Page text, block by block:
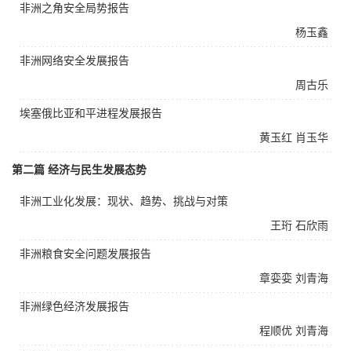
杨玉鑫
非洲之角安全局势报告
周古乐
非洲网络安全发展报告
黄玉红 肖玉华
埃塞俄比亚和平进程发展报告
第二篇 经济与民生发展态势
王珩 石欣雨
非洲工业化发展：现状、趋势、挑战与对策
章娈娈 刘青海
非洲粮食安全问题发展报告
程顺优 刘青海
非洲绿色经济发展报告